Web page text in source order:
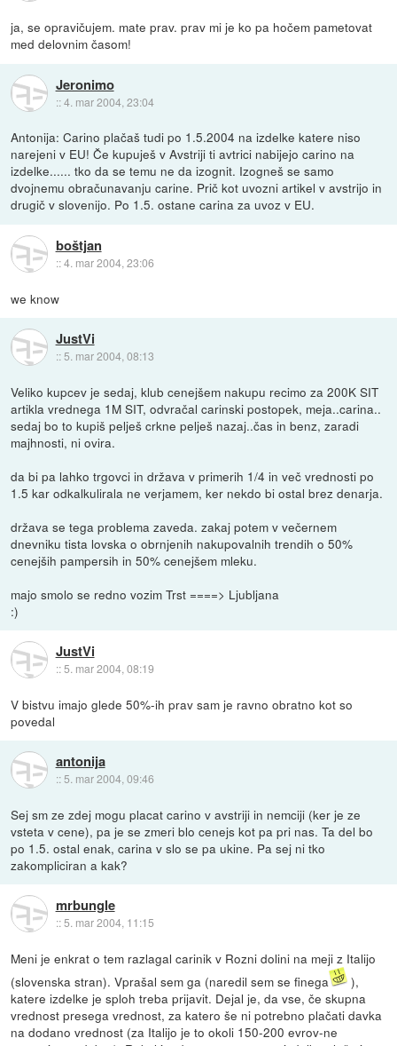
ja, se opravičujem. mate prav. prav mi je ko pa hočem pametovat
med delovnim časom!
Jeronimo
::4. mar 2004, 23:04
Antonija: Carino plačaš tudi po 1.5.2004 na izdelke katere niso
narejeni v EU! Če kupuješ v Avstriji ti avtrici nabijejo carino na
izdelke...... tko da se temu ne da izognit. Izogneš se samo
dvojnemu obračunavanju carine. Prič kot uvozni artikel v avstrijo in
drugič v slovenijo. Po 1.5. ostane carina za uvoz v EU.
boštjan
::4. mar 2004, 23:06
we know
JustVi
:: 5. mar 2004, 08:13
Veliko kupcev je sedaj, klub cenejšem nakupu recimo za 200K SIT
artikla vrednega 1M SIT, odvračal carinski postopek, meja..carina..
sedaj bo to kupiš pelješ crkne pelješ nazaj..čas in benz, zaradi
majhnosti, ni ovira.
da bi pa lahko trgovci in država v primerih 1/4 in več vrednosti po
1.5 kar odkalkulirala ne verjamem, ker nekdo bi ostal brez denarja.
država se tega problema zaveda. zakaj potem v večernem
dnevniku tista lovska o obrnjenih nakupovalnih trendih o 50%
cenejših pampersih in 50% cenejšem mleku.
majo smolo se redno vozim Trst ====> Ljubljana
:)
JustVi
::5. mar 2004, 08:19
V bistvu imajo glede 50%-ih prav sam je ravno obratno kot so
povedal
antonija
:: 5. mar 2004, 09:46
Sej sm ze zdej mogu placat carino v avstriji in nemciji (ker je ze
vsteta v cene), pa je se zmeri blo cenejs kot pa pri nas. Ta del bo
po 1.5. ostal enak, carina v slo se pa ukine. Pa sej ni tko
zakompliciran a kak?
mrbungle
::5. mar 2004, 11:15
Meni je enkrat o tem razlagal carinik v Rozni dolini na meji z Italijo
(slovenska stran). Vprašal sem ga (naredil sem se finega
),
katere izdelke je sploh treba prijavit. Dejal je, da vse, če skupna
vrednost presega vrednost, za katero še ni potrebno plačati davka
na dodano vrednost (za Italijo je to okoli 150-200 evrov-ne